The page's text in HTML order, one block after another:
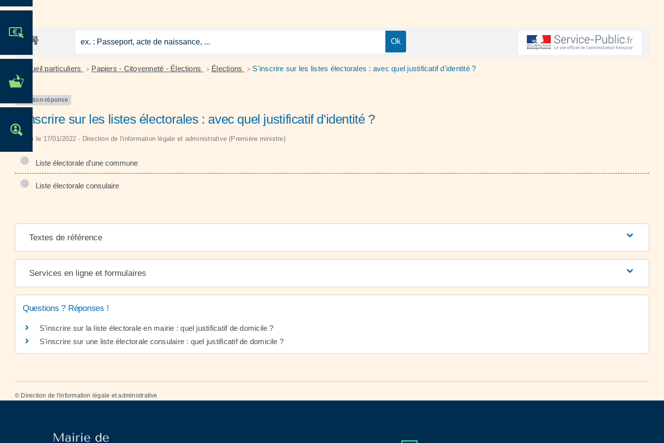
MES DÉMARCHES
Accueil particuliers > Papiers - Citoyenneté - Élections > Élections > S'inscrire sur les listes électorales : avec quel justificatif d'identité ?
Question-réponse
S'inscrire sur les listes électorales : avec quel justificatif d'identité ?
Vérifié le 17/01/2022 - Direction de l'information légale et administrative (Première ministre)
Liste électorale d'une commune
Liste électorale consulaire
Textes de référence
Services en ligne et formulaires
Questions ? Réponses !
S'inscrire sur la liste électorale en mairie : quel justificatif de domicile ?
S'inscrire sur une liste électorale consulaire : quel justificatif de domicile ?
© Direction de l'information légale et administrative